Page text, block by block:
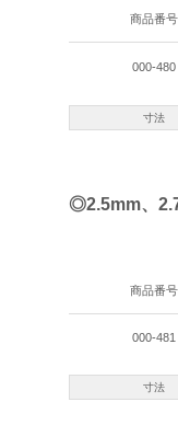
商品番号
000-480
寸法
◎2.5mm、
商品番号
000-481
寸法